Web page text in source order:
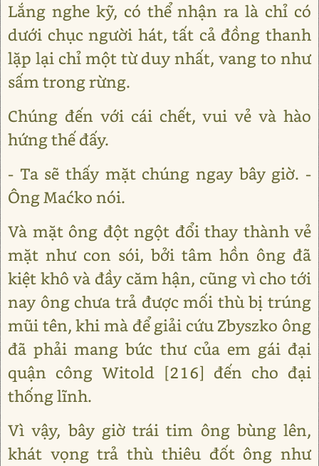
Lắng nghe kỹ, có thể nhận ra là chỉ có
dưới chục người hát, tất cả đồng thanh
lặp lại chỉ một từ duy nhất, vang to như
sấm trong rừng.
Chúng đến với cái chết, vui vẻ và hào
hứng thế đấy.
- Ta sẽ thấy mặt chúng ngay bây giờ. -
Ông Maćko nói.
Và mặt ông đột ngột đổi thay thành vẻ
mặt như con sói, bởi tâm hồn ông đã
kiệt khô và đầy căm hận, cũng vì cho tới
nay ông chưa trả được mối thù bị trúng
mũi tên, khi mà để giải cứu Zbyszko ông
đã phải mang bức thư của em gái đại
quận công Witold [216] đến cho đại
thống lĩnh.
Vì vậy, bây giờ trái tim ông bùng lên,
khát vọng trả thù thiêu đốt ông như